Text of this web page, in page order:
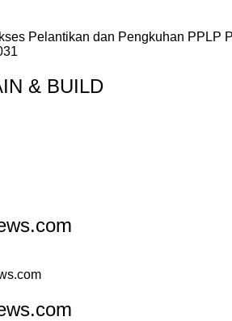
Pelantikan dan Pengkuhan PPLP
& BUILD